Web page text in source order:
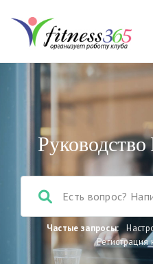
Частые запросы:
Регистрация